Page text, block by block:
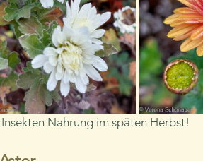
Nahrung im späten Herbst!